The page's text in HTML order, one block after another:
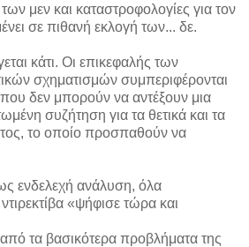
μεν και καταστροφολογίες για τον
σε πιθανή εκλογή των... δε.
κάτι. Οι επικεφαλής των
σχηματισμών συμπεριφέρονται
δεν μπορούν να αντέξουν μια
συζήτηση για τα θετικά και τα
το οποίο προσπαθούν να
ενδελεχή ανάλυση, όλα
«ψήφισε τώρα και
από τα βασικότερα προβλήματα της